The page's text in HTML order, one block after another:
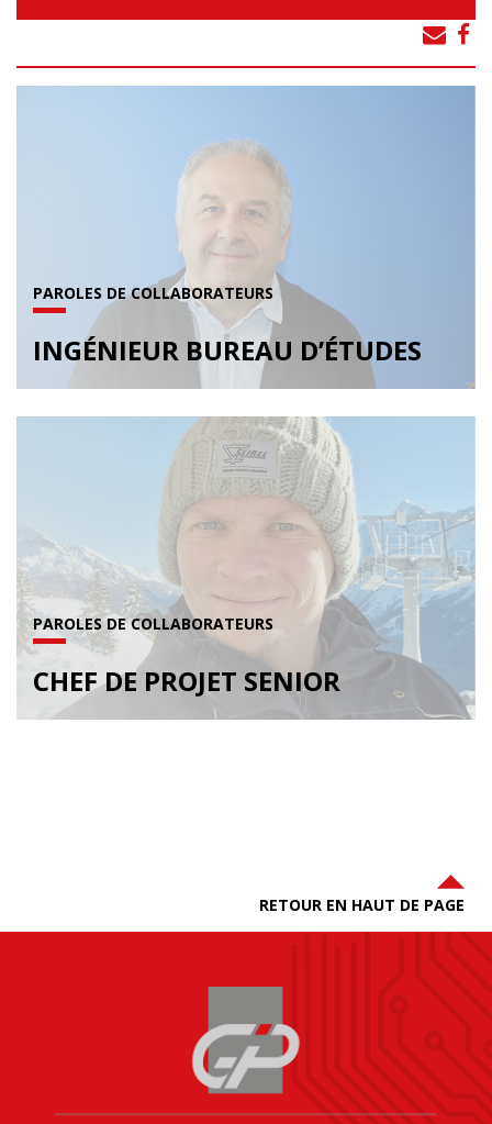
PAROLES DE COLLABORATEURS
INGÉNIEUR BUREAU D’ÉTUDES
PAROLES DE COLLABORATEURS
CHEF DE PROJET SENIOR
RETOUR EN HAUT DE PAGE